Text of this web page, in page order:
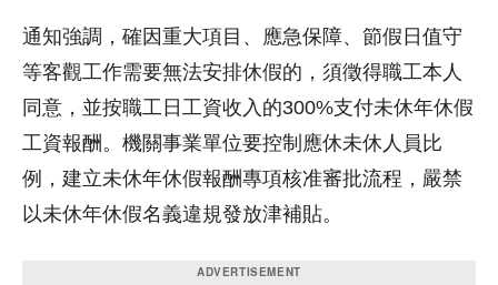
通知強調，確因重大項目、應急保障、節假日值守
等客觀工作需要無法安排休假的，須徵得職工本人
同意，並按職工日工資收入的300%支付未休年休假
工資報酬。機關事業單位要控制應休未休人員比
例，建立未休年休假報酬專項核准審批流程，嚴禁
以未休年休假名義違規發放津補貼。